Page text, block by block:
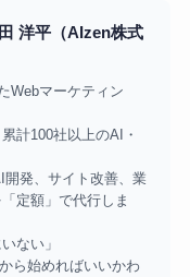
洋平（AIzen株式
Webマーケティン
計100社以上のAI・
発、サイト改善、業
定額」で代行しま
ない」
ら始めればいいかわ